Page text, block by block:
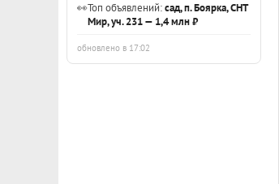
👀Топ объявлений:сад, п. Боярка, СНТ
Мир, уч. 231 — 1,4 млн ₽
обновлено в 17:02